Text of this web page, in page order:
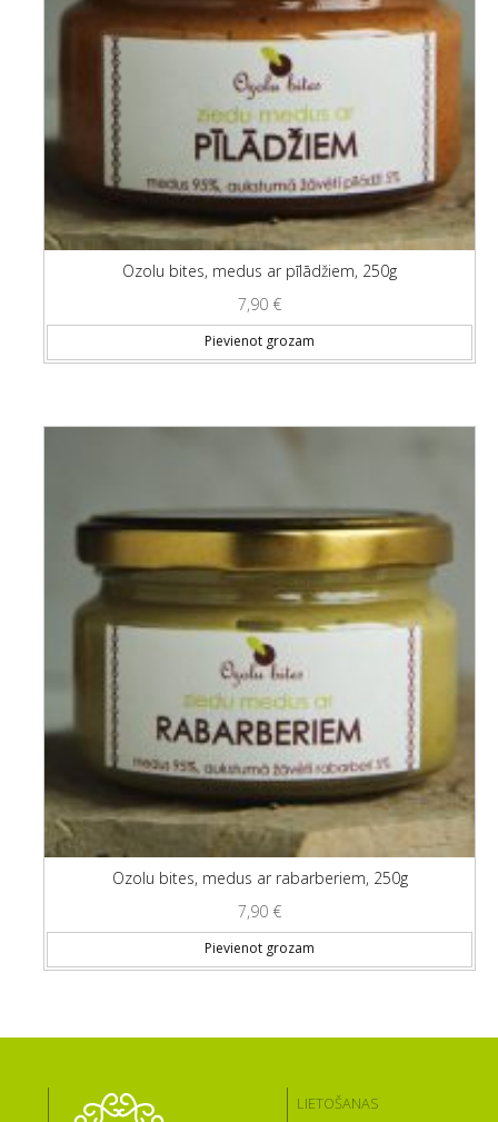
Ozolu bites, medus ar pīlādžiem, 250g
7,90 €
Pievienot grozam
Ozolu bites, medus ar rabarberiem, 250g
7,90 €
Pievienot grozam
LIETOŠANAS